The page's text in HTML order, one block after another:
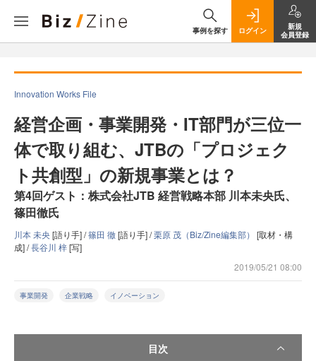
事例を探す ログイン
新規
会員登録
Innovation Works File
経営企画・事業開発・IT部門が三位一
体で取り組む、JTBの「プロジェク
ト共創型」の新規事業とは？
第4回ゲスト：株式会社JTB 経営戦略本部 川本未央氏、
篠田徹氏
川本 未央[語り手] /篠田 徹[語り手] /栗原 茂（Biz/Zine編集部） [取材・構
成] /長谷川 梓[写]
2019/05/21 08:00
事業開発 企業戦略 イノベーション
目次